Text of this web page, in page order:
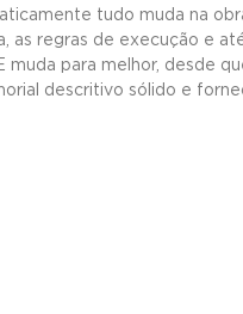
tudo muda na
as regras de execução e
muda para melhor, desde
descritivo sólido e